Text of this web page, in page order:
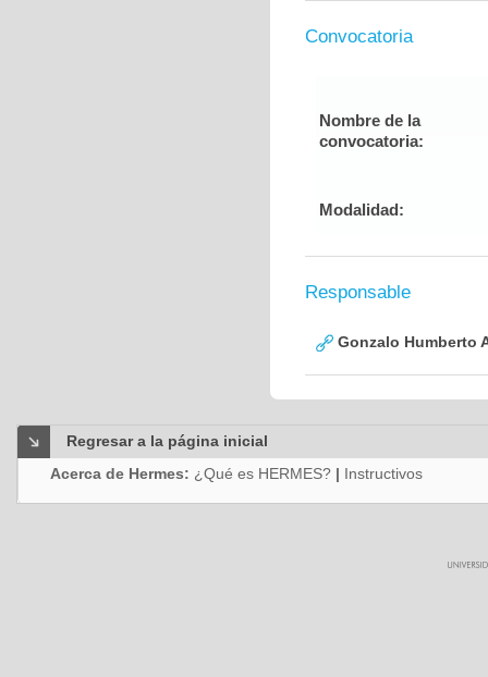
Convocatoria
Nombre de la
convocatoria:
Modalidad:
Responsable
Gonzalo Humberto
Regresar a la página inicial
Acerca de Hermes: ¿Qué es HERMES? | Instructivos